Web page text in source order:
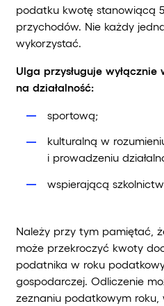
podatku kwotę stanowiącą
przychodów. Nie każdy
wykorzystać.
Ulga przysługuje
na działalność:
sportową;
kulturalną w
i prowadzeniu
wspierającą
Należy przy tym pamiętać,
może przekroczyć kwoty
podatnika w roku
gospodarczej. Odliczenie
zeznaniu podatkowym roku,